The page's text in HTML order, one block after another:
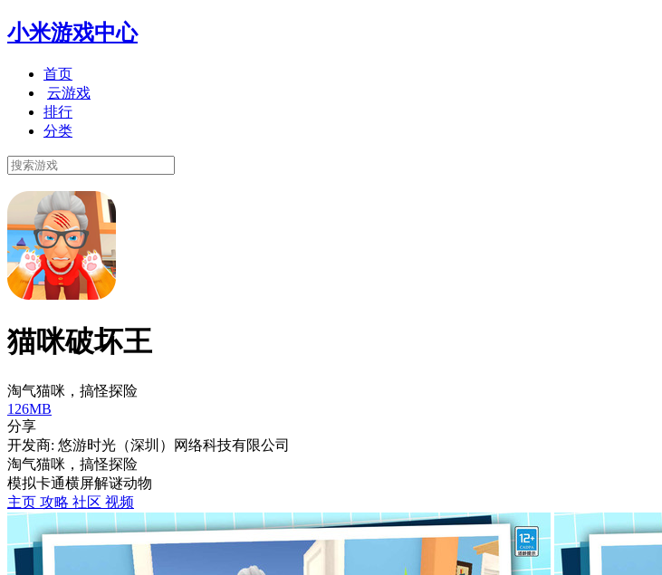
小米游戏中心
首页
云游戏
排行
分类
猫咪破坏王
淘气猫咪，搞怪探险
126MB
分享
开发商: 悠游时光（深圳）网络科技有限公司
淘气猫咪，搞怪探险
模拟卡通横屏解谜动物
主页 攻略 社区 视频